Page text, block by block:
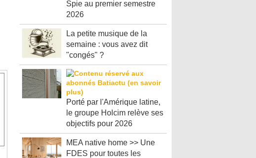
Spie au premier semestre
2026
La petite musique de la
semaine : vous avez dit
"congés" ?
Porté par l'Amérique latine,
le groupe Holcim relève ses
objectifs pour 2026
MEA native home >> Une
FDES pour toutes les